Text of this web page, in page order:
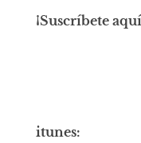
¡Suscríbete
itunes: